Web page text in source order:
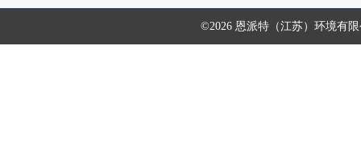
©2026 恩派特（江苏）环境有